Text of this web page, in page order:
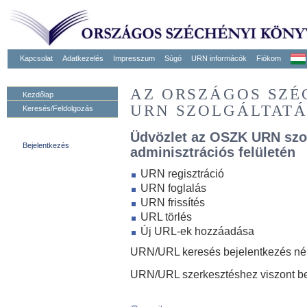
Kapcsolat Adatkezelés Impresszum Súgó URN informácók Fiókom
Kezdőlap
Keresés/Feldolgozás
Bejelentkezés
AZ ORSZÁGOS
URN
Üdvözlet az OSZK URN
adminisztrációs felületén
URN regisztráció
URN foglalás
URN frissítés
URL törlés
Új URL-ek hozzáadása
URN/URL keresés bejelentkezés
URN/URL szerkesztéshez viszont